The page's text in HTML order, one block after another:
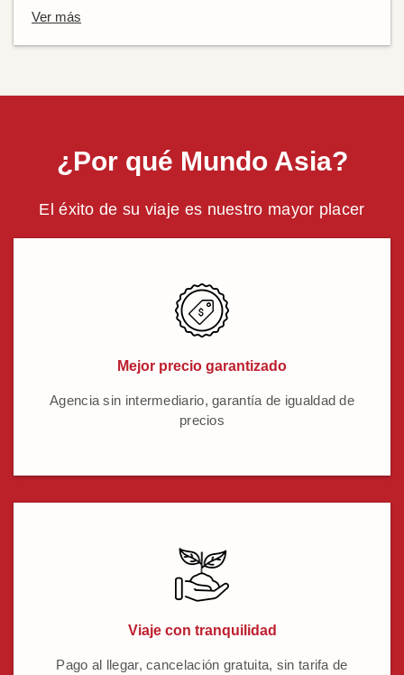
Ver más
¿Por qué Mundo Asia?
El éxito de su viaje es nuestro mayor placer
Mejor precio garantizado
Agencia sin intermediario, garantía de igualdad de
precios
Viaje con tranquilidad
Pago al llegar, cancelación gratuita, sin tarifa de